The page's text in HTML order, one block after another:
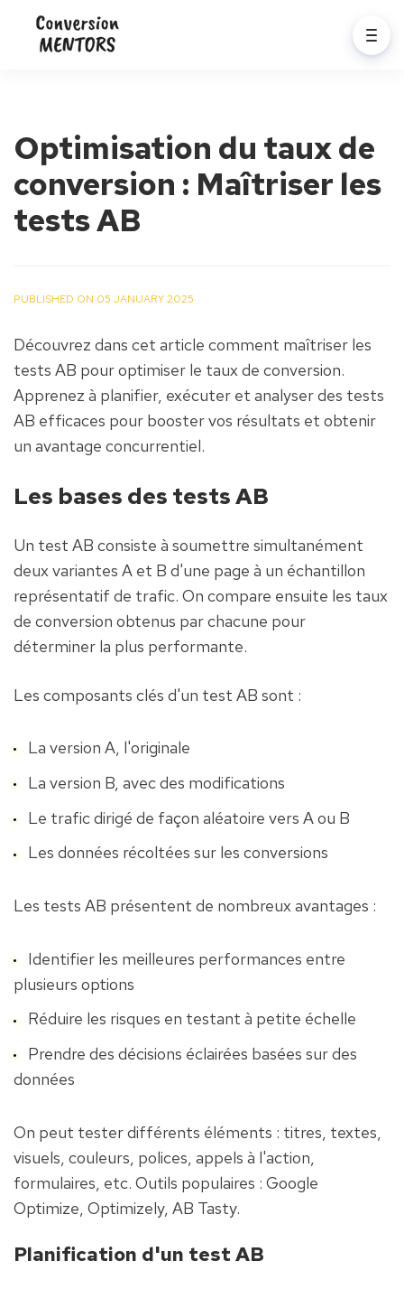
Optimisation du taux de
conversion : Maîtriser les
tests AB
PUBLISHED ON 05 JANUARY 2025
Découvrez dans cet article comment maîtriser les
tests AB pour optimiser le taux de conversion.
Apprenez à planifier, exécuter et analyser des tests
AB efficaces pour booster vos résultats et obtenir
un avantage concurrentiel.
Les bases des tests AB
Un test AB consiste à soumettre simultanément
deux variantes A et B d'une page à un échantillon
représentatif de trafic. On compare ensuite les taux
de conversion obtenus par chacune pour
déterminer la plus performante.
Les composants clés d'un test AB sont :
La version A, l'originale
La version B, avec des modifications
Le trafic dirigé de façon aléatoire vers A ou B
Les données récoltées sur les conversions
Les tests AB présentent de nombreux avantages :
Identifier les meilleures performances entre
plusieurs options
Réduire les risques en testant à petite échelle
Prendre des décisions éclairées basées sur des
données
On peut tester différents éléments : titres, textes,
visuels, couleurs, polices, appels à l'action,
formulaires, etc. Outils populaires : Google
Optimize, Optimizely, AB Tasty.
Planification d'un test AB